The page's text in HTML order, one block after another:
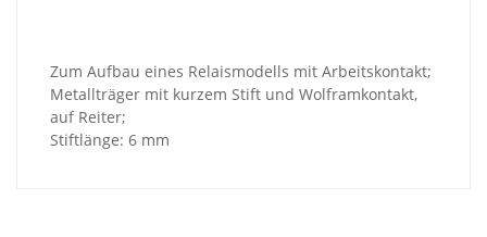
Zum Aufbau eines Relaismodells mit Arbeitskontakt;
Metallträger mit kurzem Stift und Wolframkontakt,
auf Reiter;
Stiftlänge: 6 mm